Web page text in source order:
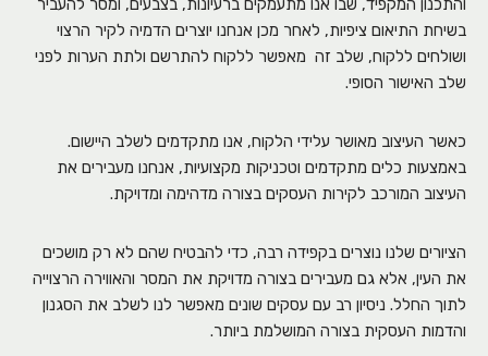
והתכנון המקפיד, שבו אנו מתעמקים ברעיונות, בצבעים, ומסר להעביר
בשיחת התיאום ציפיות, לאחר מכן אנחנו יוצרים הדמיה לקיר הרצוי
ושולחים ללקוח, שלב זה מאפשר ללקוח להתרשם ולתת הערות לפני
שלב האישור הסופי.
כאשר העיצוב מאושר עלידי הלקוח, אנו מתקדמים לשלב היישום.
באמצעות כלים מתקדמים וטכניקות מקצועיות, אנחנו מעבירים את
העיצוב המורכב לקירות העסקים בצורה מדהימה ומדויקת.
הציורים שלנו נוצרים בקפידה רבה, כדי להבטיח שהם לא רק מושכים
את העין, אלא גם מעבירים בצורה מדויקת את המסר והאווירה הרצוייה
לתוך החלל. ניסיון רב עם עסקים שונים מאפשר לנו לשלב את הסגנון
והדמות העסקית בצורה המושלמת ביותר.